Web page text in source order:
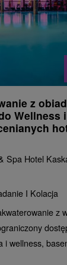
z
Wellness
Spa Hotel
I Kolacja
z
i wellness,